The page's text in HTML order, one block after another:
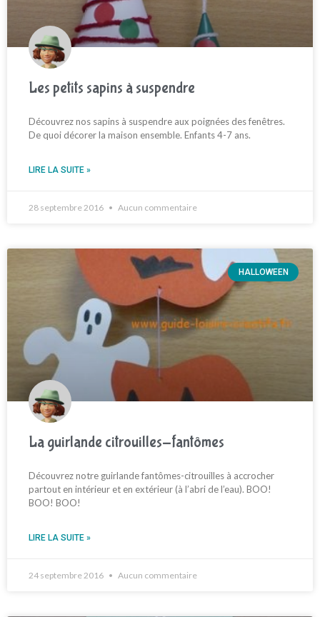
Les petits sapins à suspendre
Découvrez nos sapins à suspendre aux poignées des fenêtres.
De quoi décorer la maison ensemble. Enfants 4-7 ans.
LIRE LA SUITE »
28 septembre 2016 Aucun commentaire
HALLOWEEN
La guirlande citrouilles-fantômes
Découvrez notre guirlande fantômes-citrouilles à accrocher
partout en intérieur et en extérieur (à l’abri de l’eau). BOO!
BOO! BOO!
LIRE LA SUITE »
24 septembre 2016 Aucun commentaire